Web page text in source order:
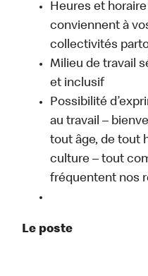
Heures et
conviennent à
collectivités
Milieu de travail
et inclusif
Possibilité
au travail –
tout âge, de tout
culture – tout
fréquentent nos
Le poste